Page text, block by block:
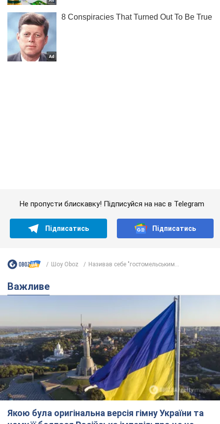
Якою була оригінальна версія гімну України та
чому її боялася Російська імперія: про це не
Державним символом є тільки перший куплет та приспів пісні
6 годин тому 25,7 т.
Олександру Пономарьову – 53: що
відомо про трьох дітей секс-
символа 90-х та який вигляд вони
За розвитком кар'єри артист не забував про
особисте щастя